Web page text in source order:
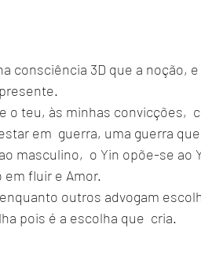
consciência 3D que a noção, e
o teu, às minhas convicções,
em  guerra, uma guerra
masculino,  o Yin opõe-se ao
em fluir e Amor.
outros advogam
pois é a escolha que  cria.